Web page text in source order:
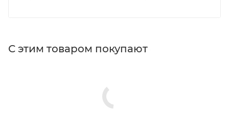
С этим товаром покупают